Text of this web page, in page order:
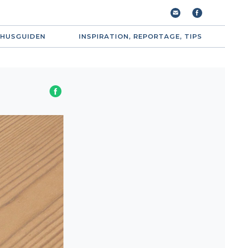
HUSGUIDEN INSPIRATION, REPORTAGE, TIPS